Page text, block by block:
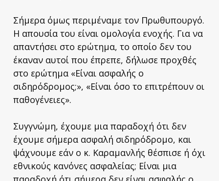
Σήμερα όμως περιμέναμε τον Πρωθυπουργό.
Η απουσία του είναι ομολογία ενοχής. Για να
απαντήσει στο ερώτημα, το οποίο δεν του
έκαναν αυτοί που έπρεπε, δήλωσε προχθές
στο ερώτημα «Είναι ασφαλής ο
σιδηρόδρομος;», «Είναι όσο το επιτρέπουν οι
παθογένειες».
Συγγνώμη, έχουμε μια παραδοχή ότι δεν
έχουμε σήμερα ασφαλή σιδηρόδρομο, και
ψάχνουμε εάν ο κ. Καραμανλής θέσπισε ή όχι
εθνικούς κανόνες ασφαλείας; Είναι μια